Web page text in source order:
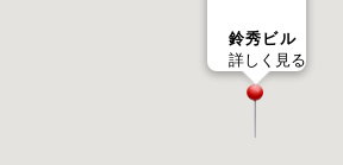
鈴秀ビル
詳しく見る